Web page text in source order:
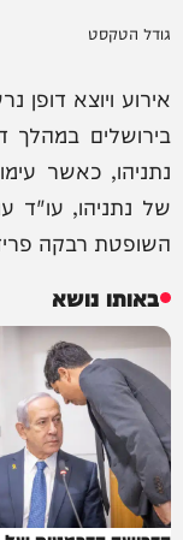
גודל הטקסט
אירוע ויוצא
בירושלים במהלך
נתניהו, כאשר
של נתניהו, עו"ד
השופטת רבקה
באותו נושא